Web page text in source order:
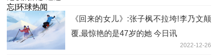
《回来的女儿》:张子枫不拉垮!李乃文颠
覆,最惊艳的是47岁的她 今日讯
2022-12-26